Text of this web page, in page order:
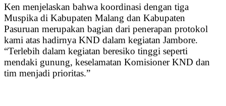
Ken menjelaskan bahwa koordinasi dengan tiga
Muspika di Kabupaten Malang dan Kabupaten
Pasuruan merupakan bagian dari penerapan protokol
kami atas hadirnya KND dalam kegiatan Jambore.
“Terlebih dalam kegiatan beresiko tinggi seperti
mendaki gunung, keselamatan Komisioner KND dan
tim menjadi prioritas.”